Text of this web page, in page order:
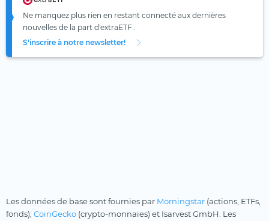
Ne manquez plus rien en restant connecté aux dernières
nouvelles de la part d'extraETF .
S'inscrire à notre newsletter!
Les données de base sont fournies par Morningstar (actions, ETFs,
fonds), CoinGecko (crypto-monnaies) et Isarvest GmbH. Les